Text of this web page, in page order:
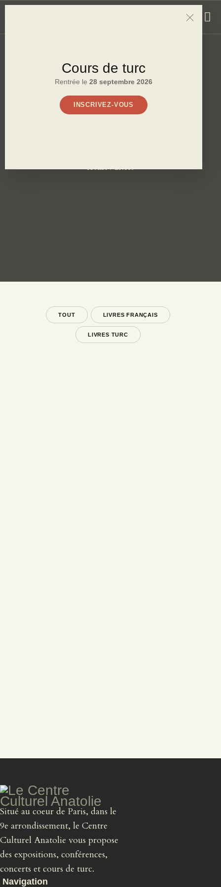
Home Livres
ÉVÈNEMENTS
COURS DE TURC
GALERIE
LIVRES
TOUT LIVRES FRANÇAIS
LIVRES TURC
Situé au coeur de Paris, dans le
9e arrondissement, le Centre
Culturel Anatolie vous propose
des expositions, conférences,
concerts et cours de turc.
Navigation
Cours de turc
Rentrée le 28 septembre 2026
INSCRIVEZ-VOUS